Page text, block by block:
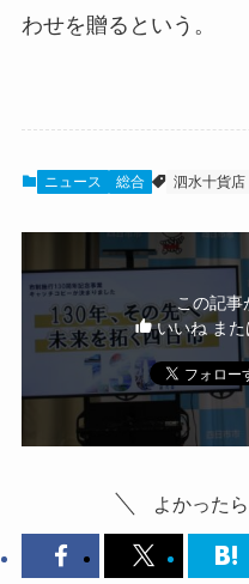
わせを贈るという。
ニュース 総合 泗水十貨店
この記事
いいね また
よかった